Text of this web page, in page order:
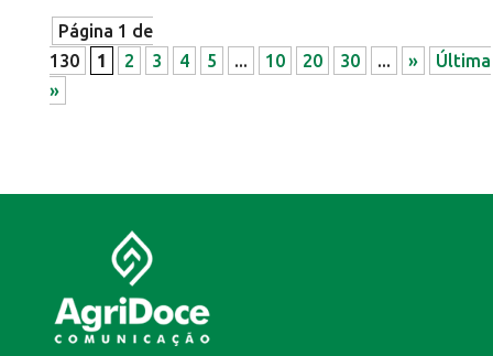
Página 1 de
130
1 2 3 4 5 ... 10 20 30 ... »
Última
»